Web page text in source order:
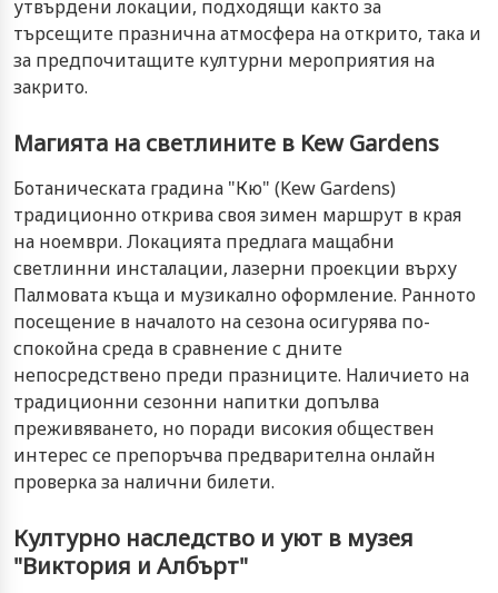
утвърдени локации, подходящи както за
търсещите празнична атмосфера на открито, така и
за предпочитащите културни мероприятия на
закрито.
Магията на светлините в Kew Gardens
Ботаническата градина "Кю" (Kew Gardens)
традиционно открива своя зимен маршрут в края
на ноември. Локацията предлага мащабни
светлинни инсталации, лазерни проекции върху
Палмовата къща и музикално оформление. Ранното
посещение в началото на сезона осигурява по-
спокойна среда в сравнение с дните
непосредствено преди празниците. Наличието на
традиционни сезонни напитки допълва
преживяването, но поради високия обществен
интерес се препоръчва предварителна онлайн
проверка за налични билети.
Културно наследство и уют в музея
"Виктория и Албърт"